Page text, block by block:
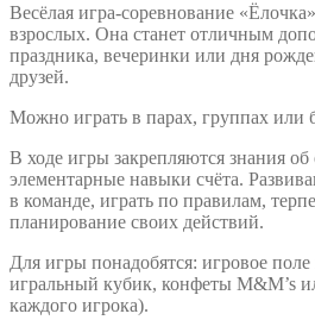
Весёлая игра-соревнование
взрослых. Она станет отличным
праздника, вечеринки или дня
друзей.
Можно играть в парах, группах или
В ходе игры закрепляются знания
элементарные навыки счёта.
в команде, играть по правилам,
планирование своих действий.
Для игры понадобятся: игровое
игральный кубик, конфеты M&M’s
каждого игрока).